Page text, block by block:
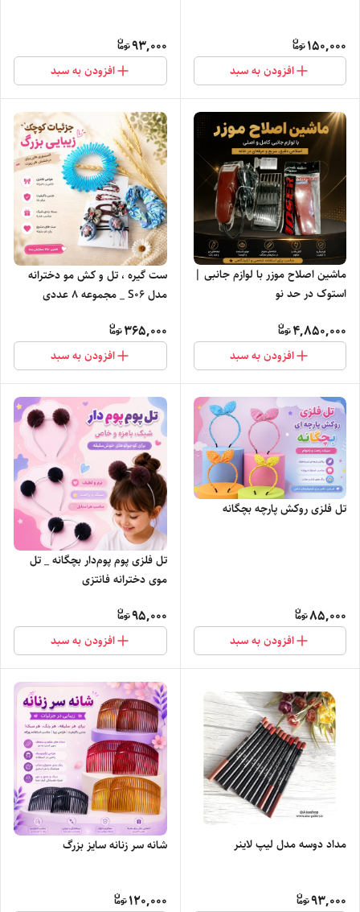
150,000
افزودن به سبد
93,000
افزودن به سبد
ماشین اصلاح موزر با لوازم جانبی |
استوک در حد نو
4,850,000
افزودن به سبد
ست گیره ، تل و کش مو دخترانه
مدل S0۶ _ مجموعه ۸ عددی
365,000
افزودن به سبد
تل فلزی روکش پارچه بچگانه
85,000
افزودن به سبد
تل فلزی پوم پوم‌دار بچگانه _ تل
موی دخترانه فانتزی
95,000
افزودن به سبد
مداد دوسه مدل لیپ لاینر
93,000
شانه سر زنانه سایز بزرگ
120,000